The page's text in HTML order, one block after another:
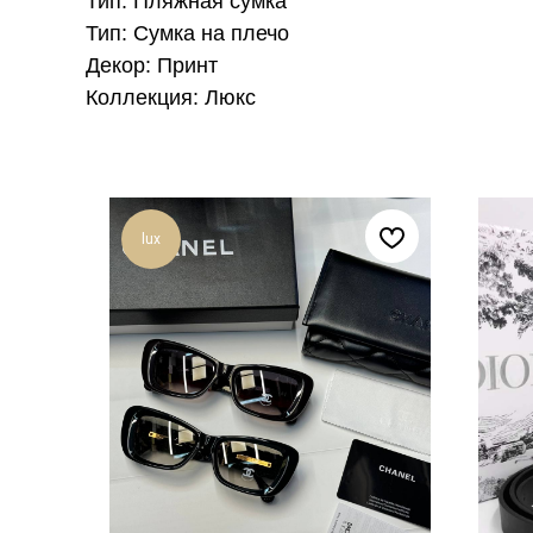
Тип: Сумка на плечо
Декор: Принт
Коллекция: Люкс
lux